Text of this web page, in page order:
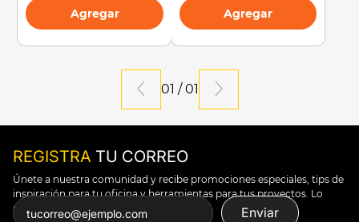
Agregar Agregar
01 /01
REGISTRA TU CORREO
Únete a nuestra comunidad y recibe promociones especiales, tips de
inspiración para tu oficina y herramientas para tus proyectos. Lo
puedes todo.
Enviar